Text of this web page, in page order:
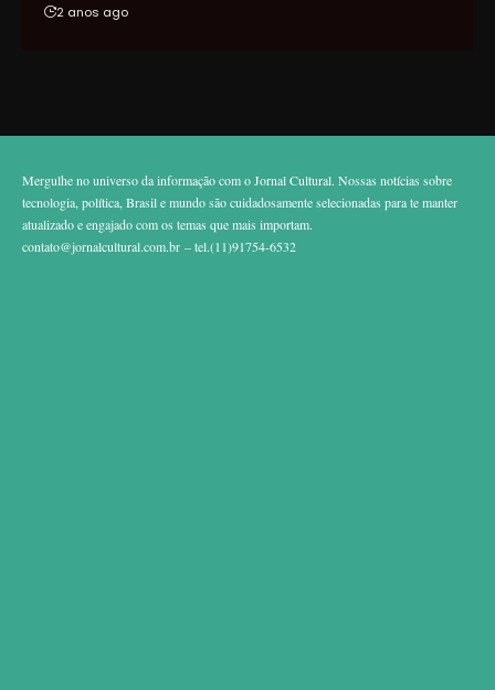
2 anos ago
Mergulhe no universo da informação com o Jornal Cultural. Nossas notícias sobre
tecnologia, política, Brasil e mundo são cuidadosamente selecionadas para te manter
atualizado e engajado com os temas que mais importam.
contato@jornalcultural.com.br – tel.(11)91754-6532